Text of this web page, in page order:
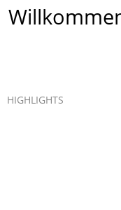
HIGHLIGHTS